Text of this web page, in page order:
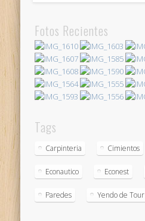
Fotos Recientes
Tags
Carpinteria Cimientos
Econautico Econest
Paredes Yendo de Tour